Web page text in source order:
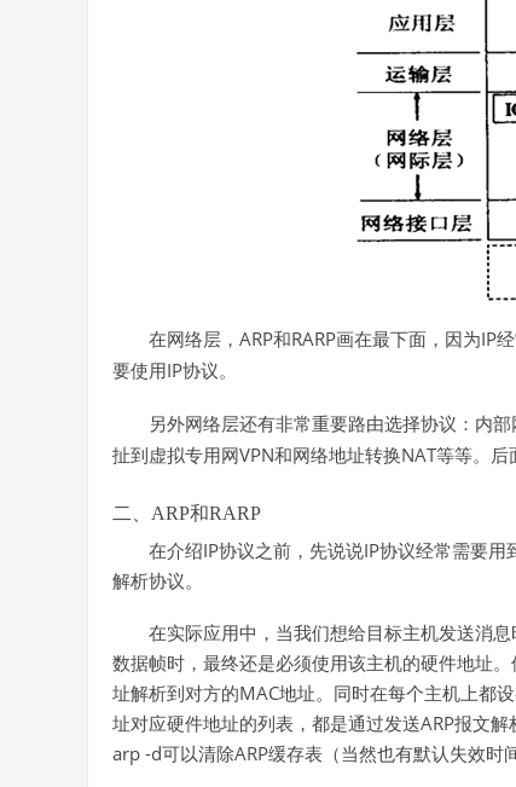
在网络层， ARP和RARP画在最下面，因为IP
要使用IP协议。
另外网络层还有非常重要路由选择协议：内部
扯到虚拟专用网VPN和网络地址转换NAT等等。后
二、ARP和RARP
在介绍IP协议之前，先说说IP协议经常需要
解析协议。
在实际应用中，当我们想给目标主机发送消
数据帧时，最终还是必须使用该主机的硬件地址
址解析到对方的MAC地址。同时在每个主机上都
址对应硬件地址的列表，都是通过发送ARP报文
arp -d可以清除ARP缓存表（当然也有默认失效时间